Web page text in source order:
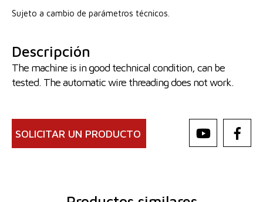
Sujeto a cambio de parámetros técnicos.
Descripción
The machine is in good technical condition, can be
tested. The automatic wire threading does not work.
SOLICITAR UN PRODUCTO